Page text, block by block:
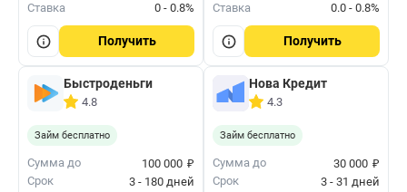
Ставка
0 - 0.8%
Получить
Ставка
0.0 - 0.8%
Получить
Быстроденьги
4.8
Займ бесплатно
Сумма до 100 000 ₽
Срок
3 - 180 дней
Нова Кредит
4.3
Займ бесплатно
Сумма до 30 000 ₽
Срок
3 - 31 дней